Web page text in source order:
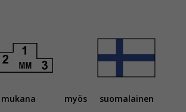
myös suomalainen